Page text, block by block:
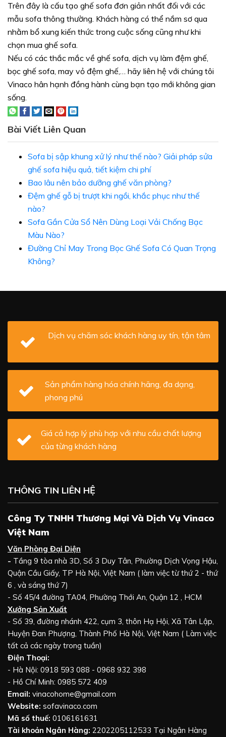
Trên đây là cấu tạo ghế sofa đơn giản nhất đối với các
mẫu sofa thông thường. Khách hàng có thể nắm sơ qua
nhằm bổ xung kiến thức trong cuộc sống cũng như khi
chọn mua ghế sofa.
Nếu có các thắc mắc về ghế sofa, dịch vụ làm đệm ghế,
bọc ghế sofa, may vỏ đệm ghế,… hãy liên hệ với chúng tôi
Vinaco hân hạnh đồng hành cùng bạn tạo mới không gian
sống.
Bài Viết Liên Quan
Sofa bị sập khung xử lý như thế nào? Giải pháp sửa
ghế sofa hiệu quả, tiết kiệm chi phí
Bao lâu nên bảo dưỡng ghế văn phòng?
Đệm ghế gỗ bị trượt khi ngồi, khắc phục như thế
nào?
Sofa Gần Cửa Sổ Nên Dùng Loại Vải Chống Bạc
Màu Nào?
Đường Chỉ May Trong Bọc Ghế Sofa Có Quan Trọng
Không?
Dịch vụ chăm sóc khách hàng uy tín, tận tâm
Sản phẩm hàng hóa chính hãng, đa dạng,
phong phú
Giá cả hợp lý phù hợp với nhu cầu chất lượng
của từng khách hàng
THÔNG TIN LIÊN HỆ
Công Ty TNHH Thương Mại Và Dịch Vụ Vinaco
Việt Nam
Văn Phòng Đại Diện
- Tầng 9 tòa nhà 3D, Số 3 Duy Tân, Phường Dịch Vọng Hậu,
Quận Cầu Giấy, TP Hà Nội, Việt Nam ( làm việc từ thứ 2 - thứ
6 , và sáng thứ 7)
- Số 45/4 đường TA04, Phường Thới An, Quận 12 , HCM
Xưởng Sản Xuất
- Số 39, đường nhánh 422, cụm 3, thôn Hạ Hội, Xã Tân Lập,
Huyện Đan Phượng, Thành Phố Hà Nội, Việt Nam ( Làm việc
tất cả các ngày trong tuần)
Điện Thoại:
- Hà Nội: 0918 593 088 - 0968 932 398
- Hồ Chí Minh: 0985 572 409
Email: vinacohome@gmail.com
Website: sofavinaco.com
Mã số thuế: 0106161631
Tài khoản Ngân Hàng: 2202205112533 Tại Ngân Hàng